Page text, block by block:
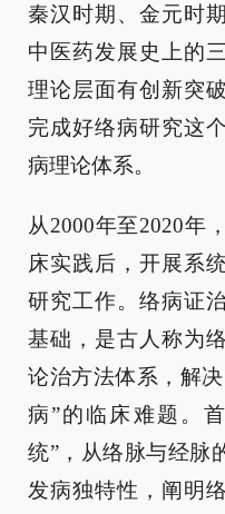
秦汉时期、金元时
中医药发展史上的
理论层面有创新突
完成好络病研究这
病理论体系。
从2000年至2020年
床实践后，开展系
研究工作。络病证
基础，是古人称为
论治方法体系，解
病”的临床难题。
统”，从络脉与经脉
发病独特性，阐明